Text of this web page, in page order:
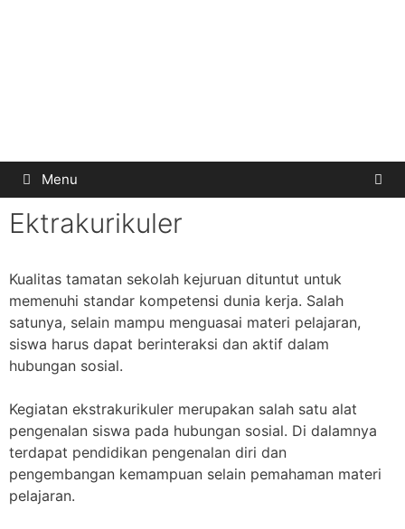
Menu
Ektrakurikuler
Kualitas tamatan sekolah kejuruan dituntut untuk
memenuhi standar kompetensi dunia kerja. Salah
satunya, selain mampu menguasai materi pelajaran,
siswa harus dapat berinteraksi dan aktif dalam
hubungan sosial.
Kegiatan ekstrakurikuler merupakan salah satu alat
pengenalan siswa pada hubungan sosial. Di dalamnya
terdapat pendidikan pengenalan diri dan
pengembangan kemampuan selain pemahaman materi
pelajaran.